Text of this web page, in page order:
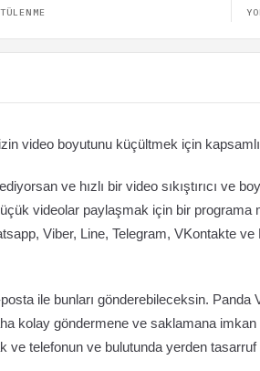
video boyutunu küçültmek için
ve hızlı bir video sıkıştırıcı ve
videolar paylaşmak için bir programa
Viber, Line, Telegram, VKontakte
ile bunları gönderebileceksin. Panda
kolay göndermene ve saklamana
telefonun ve bulutunda yerden tasarruf